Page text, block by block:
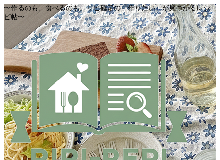
〜作るのも、食べるのも。リピ確定の「作りたい」が見つかるレシ
ピ帖〜